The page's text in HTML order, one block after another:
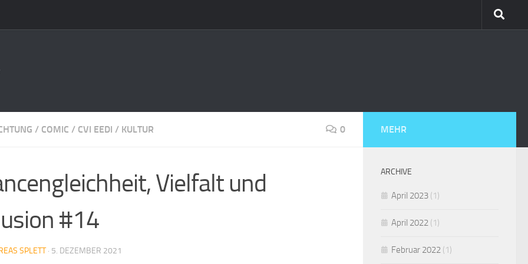
/ COMIC / CVI EEDI / KULTUR 0
Vielfalt und
#14
SPLETT · 5. DEZEMBER 2021
MEHR
ARCHIVE
April 2023 (1)
April 2022 (1)
Februar 2022 (1)